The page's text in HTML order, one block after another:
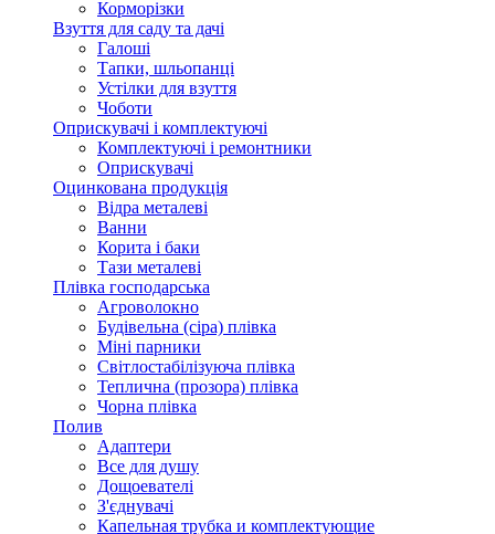
Корморізки
Взуття для саду та дачі
Галоші
Тапки, шльопанці
Устілки для взуття
Чоботи
Оприскувачі і комплектуючі
Комплектуючі і ремонтники
Оприскувачі
Оцинкована продукція
Відра металеві
Ванни
Корита і баки
Тази металеві
Плівка господарська
Агроволокно
Будівельна (сіра) плівка
Міні парники
Світлостабілізуюча плівка
Теплична (прозора) плівка
Чорна плівка
Полив
Адаптери
Все для душу
Дощоевателі
З'єднувачі
Капельная трубка и комплектующие